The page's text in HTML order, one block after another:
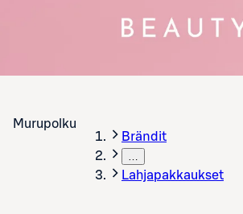
Murupolku
Brändit
Lahjapakkaukset